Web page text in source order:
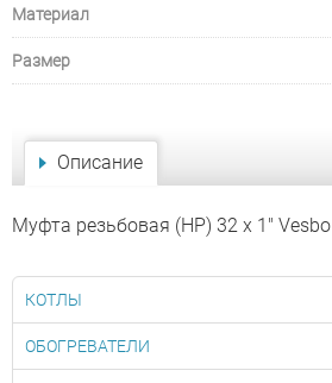
Материал
Размер
Описание
Муфта резьбовая (НР) 32 x 1" Vesbo
КОТЛЫ
ОБОГРЕВАТЕЛИ